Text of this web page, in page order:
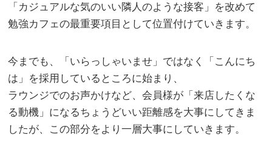
「カジュアルな気のいい隣人のような接客」を改めて
勉強カフェの最重要項目として位置付けていきます。
今までも、「いらっしゃいませ」ではなく「こんにち
は」を採用しているところに始まり、
ラウンジでのお声かけなど、会員様が「来店したくな
る動機」になるちょうどいい距離感を大事にしてきま
したが、この部分をより一層大事にしていきます。